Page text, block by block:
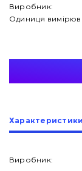
Виробник:
Одиниця
Характеристики
Виробник: